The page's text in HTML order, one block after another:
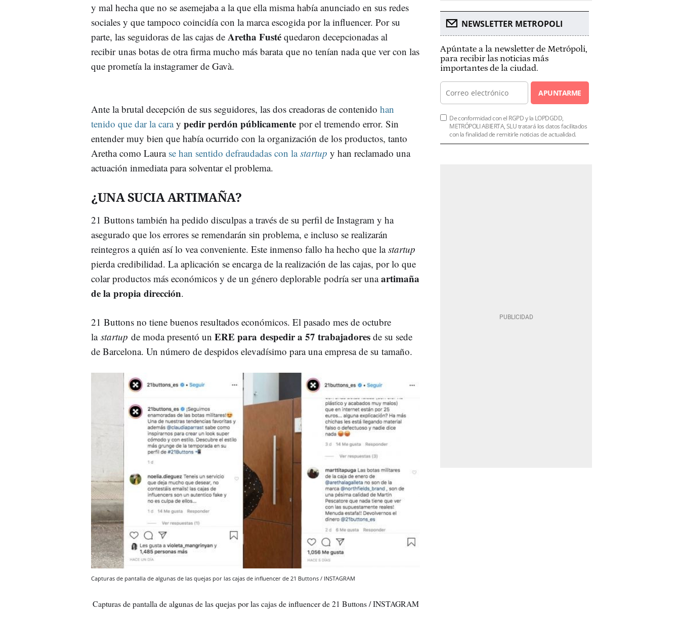
y mal hecha que no se asemejaba a la que ella misma había anunciado en sus redes
sociales y que tampoco coincidía con la marca escogida por la influencer. Por su
parte, las seguidoras de las cajas de Aretha Fusté quedaron decepcionadas al
recibir unas botas de otra firma mucho más barata que no tenían nada que ver con las
que prometía la instagramer de Gavà.
Ante la brutal decepción de sus seguidores, las dos creadoras de contenido han
tenido que dar la caray pedir perdón públicamente por el tremendo error. Sin
entender muy bien que había ocurrido con la organización de los productos, tanto
Aretha como Laura se han sentido defraudadas con lastartup y han reclamado una
actuación inmediata para solventar el problema.
¿UNA SUCIA ARTIMAÑA?
21 Buttons también ha pedido disculpas a través de su perfil de Instagram y ha
asegurado que los errores se remendarán sin problema, e incluso se realizarán
reintegros a quién así lo vea conveniente. Este inmenso fallo ha hecho que lastartup
pierda credibilidad. La aplicación se encarga de la realización de las cajas, por lo que
colar productos más económicos y de un género deplorable podría ser unaartimaña
de la propia dirección.
21 Buttons no tiene buenos resultados económicos. El pasado mes de octubre
la startup de moda presentó un ERE para despedir a 57 trabajadores de su sede
de Barcelona. Un número de despidos elevadísimo para una empresa de su tamaño.
Capturas de pantalla de algunas de las quejas por las cajas de influencer de 21 Buttons / INSTAGRAM
Capturas de pantalla de algunas de las quejas por las cajas de influencer de 21 Buttons / INSTAGRAM
NEWSLETTER METROPOLI
Apúntate a la newsletter de Metrópoli,
para recibir las noticias más
importantes de la ciudad.
APUNTARME
De conformidad con el RGPD y la LOPDGDD,
METRÓPOLI ABIERTA, SLU tratará los datos facilitados
con la finalidad de remitirle noticias de actualidad.